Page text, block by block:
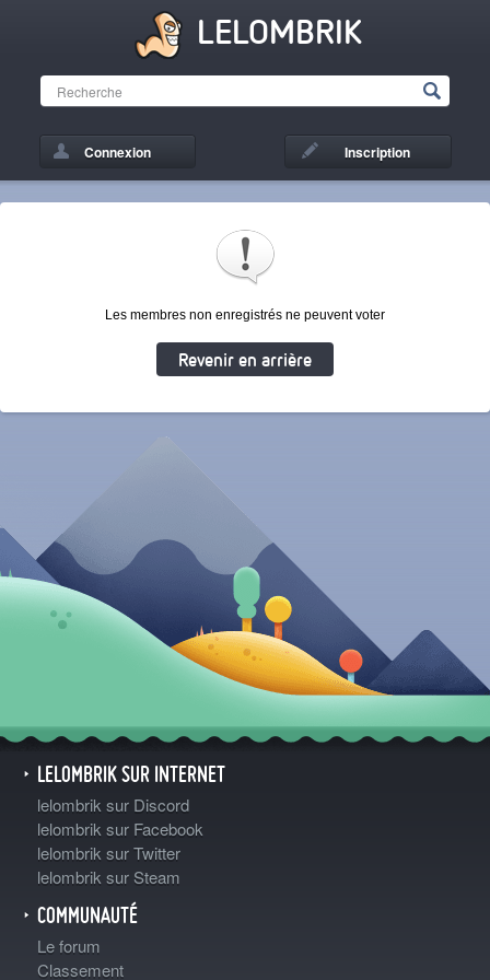
LELOMBRIK
Connexion Inscription
Les membres non enregistrés ne peuvent voter
Revenir en arrière
LELOMBRIK SUR INTERNET
lelombrik sur Discord
lelombrik sur Facebook
lelombrik sur Twitter
lelombrik sur Steam
COMMUNAUTÉ
Le forum
Classement